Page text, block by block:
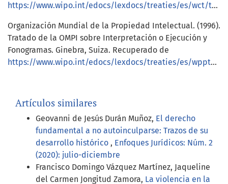
https://www.wipo.int/edocs/lexdocs/treaties/es/wct/trt_wct_001es.pdf
Organización Mundial de la Propiedad Intelectual. (1996).
Tratado de la OMPI sobre Interpretación o Ejecución y
Fonogramas. Ginebra, Suiza. Recuperado de
https://www.wipo.int/edocs/lexdocs/treaties/es/wppt/trt_wppt_001es.pdf
Artículos similares
Geovanni de Jesús Durán Muñoz, El derecho
fundamental a no autoinculparse: Trazos de su
desarrollo histórico , Enfoques Jurídicos: Núm. 2
(2020): julio-diciembre
Francisco Domingo Vázquez Martínez, Jaqueline
del Carmen Jongitud Zamora, La violencia en la